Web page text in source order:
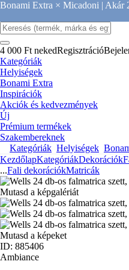
Bonami Extra × Micadoni | Akár
4 000 Ft nekedRegisztráció
Kategóriák
Helyiségek
Bonami Extra
Inspirációk
Akciók és kedvezmények
Új
Prémium termékek
Szakembereknek
Kategóriák Helyiségek
KezdőlapKategóriákDekorációk
...Fali dekorációkMatricák
Mutasd a képgalériát
Mutasd a képeket
ID: 885406
Ambiance